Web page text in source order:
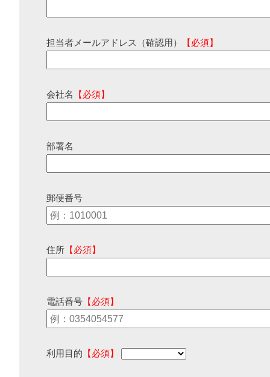
担当者メールアドレス（確認用） 【必須】
会社名 【必須】
部署名
郵便番号
住所 【必須】
電話番号 【必須】
利用目的 【必須】